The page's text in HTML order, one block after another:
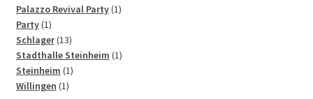
Produkt
Palazzo Revival Party 11
Party 11
Produkt
Schlager 1313
Produkte
Stadthalle Steinheim 11
Steinheim 11
Willingen 11